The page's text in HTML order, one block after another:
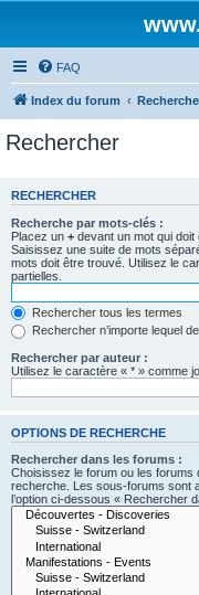
FAQ
Index du forum
Rechercher
RECHERCHER
Recherche par mots-clés :
Placez un + devant un mot qui
Saisissez une suite de mots
mots doit être trouvé. Utilisez le
partielles.
Rechercher tous les termes
Rechercher n’importe lequel
Rechercher par auteur :
Utilisez le caractère « * » comme
OPTIONS DE RECHERCHE
Rechercher dans les forums :
Choisissez le forum ou les
recherche. Les sous-forums sont
l’option ci-dessous « Rechercher